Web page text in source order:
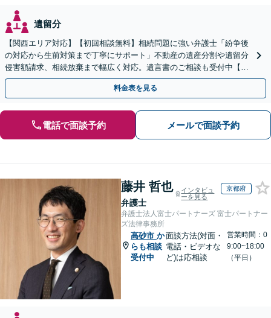
遺留分
【関西エリア対応】【初回相談無料】相続問題に強い弁護士「紛争後
の対応から生前対策まで丁寧にサポート」不動産の遺産分割や遺留分
侵害額請求、相続放棄まで幅広く対応。遺言書のご相談も受付中【夜
間・休日面談可】【WEB面談】【完全個室】
料金表を見る
電話で面談予約 メールで面談予約
藤井 哲也
弁護士
インタビュ
ーを見る
京都府
弁護士法人富士パートナーズ 富士パートナー
ズ法律事務所
高砂市 か
らも相談
受付中
面談方法(対面・
電話・ビデオな
ど)は応相談
営業時間：0
9:00~18:00
（平日）